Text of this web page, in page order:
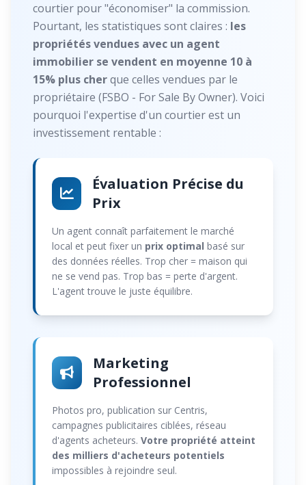
courtier pour "économiser" la commission.
Pourtant, les statistiques sont claires : les
propriétés vendues avec un agent
immobilier se vendent en moyenne 10 à
15% plus cherque celles vendues par le
propriétaire (FSBO - For Sale By Owner). Voici
pourquoi l'expertise d'un courtier est un
investissement rentable :
Évaluation Précise du
Prix
Un agent connaît parfaitement le marché
local et peut fixer un prix optimal basé sur
des données réelles. Trop cher = maison qui
ne se vend pas. Trop bas = perte d'argent.
L'agent trouve le juste équilibre.
Marketing
Professionnel
Photos pro, publication sur Centris,
campagnes publicitaires ciblées, réseau
d'agents acheteurs. Votre propriété atteint
des milliers d'acheteurs potentiels
impossibles à rejoindre seul.